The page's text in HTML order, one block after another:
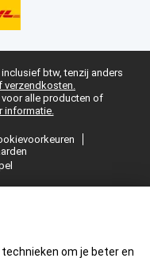
om je beter en
btw, tenzij anders
verzendkosten.
alle producten of
informatie.